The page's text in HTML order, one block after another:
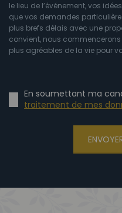
le lieu de l’événement, vos
que vos demandes
plus brefs délais avec une
convient, nous commencerons
plus agréables de la vie pour
En soumettant ma
traitement de mes